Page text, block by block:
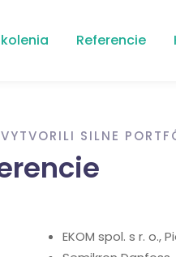
Referencie
SILNE
EKOM spol. s r. o.,